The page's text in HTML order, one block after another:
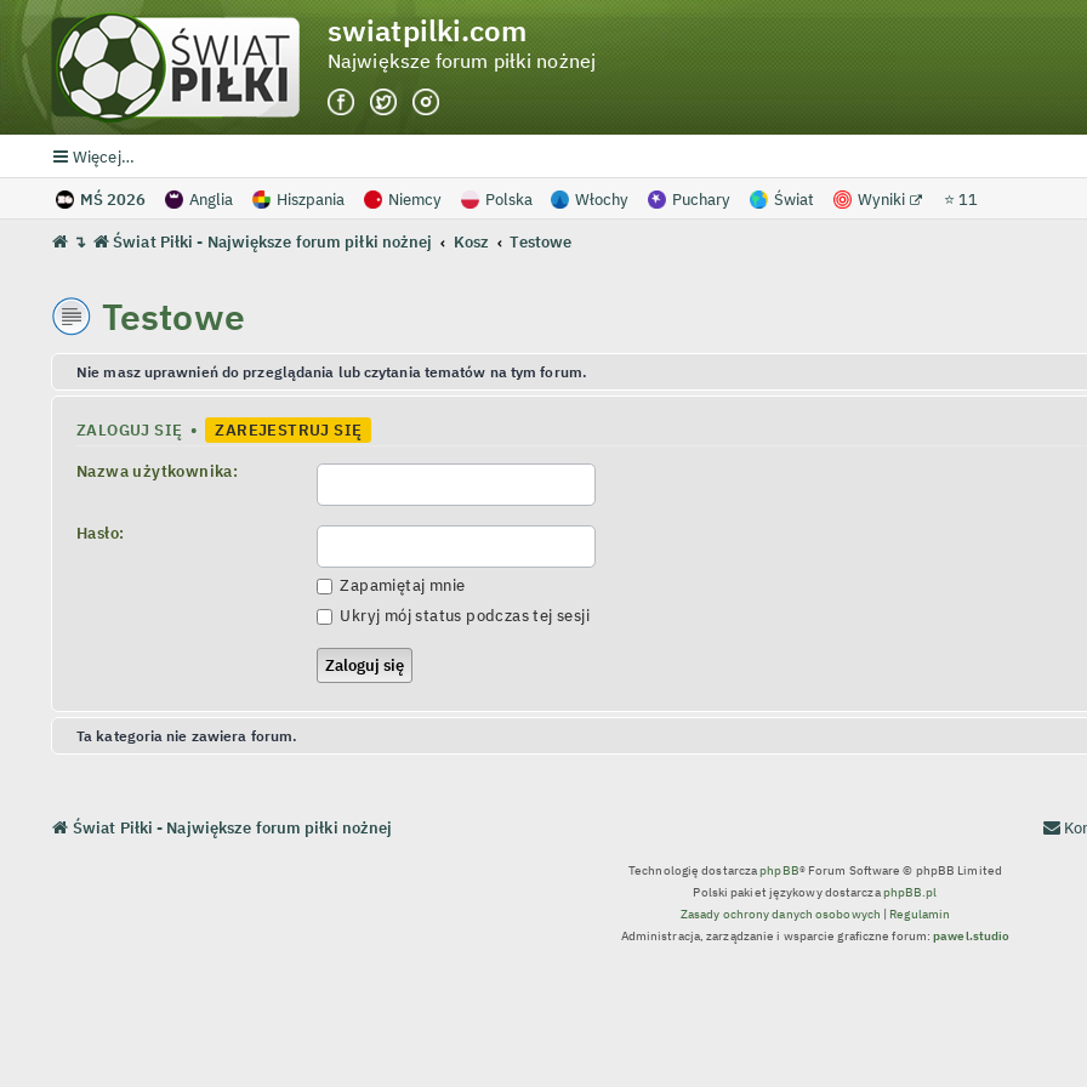
swiatpilki.com
Największe forum piłki nożnej
Więcej…
MŚ 2026 Anglia Hiszpania Niemcy Polska Włochy Puchary Świat Wyniki ⭐ 11
↴ Świat Piłki - Największe forum piłki nożnej Kosz Testowe
Testowe
Nie masz uprawnień do przeglądania lub czytania tematów na tym forum.
ZALOGUJ SIĘ • ZAREJESTRUJ SIĘ
Nazwa użytkownika:
Hasło:
Zapamiętaj mnie
Ukryj mój status podczas tej sesji
Ta kategoria nie zawiera forum.
Świat Piłki - Największe forum piłki nożnej
Technologię dostarczaphpBB® Forum Software © phpBB Limited
Polski pakiet językowy dostarczaphpBB.pl
Zasady ochrony danych osobowych
Regulamin
Administracja, zarządzanie i wsparcie graficzne forum: pawel.studio